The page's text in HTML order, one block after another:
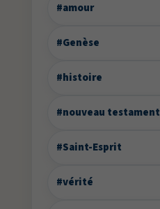
#amour
#Genèse
#histoire
#nouveau testament
#Saint-Esprit
#vérité